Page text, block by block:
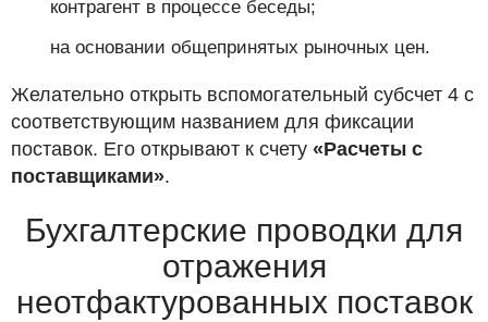
контрагент в процессе беседы;
на основании общепринятых рыночных цен.
Желательно открыть вспомогательный субсчет 4 с
соответствующим названием для фиксации
поставок. Его открывают к счету «Расчеты с
поставщиками».
Бухгалтерские проводки для
отражения
неотфактурованных поставок